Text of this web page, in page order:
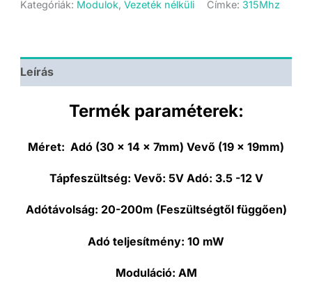
modul
Kategóriák: Modulok, Vezeték nélküli Címke: 315Mhz
Leírás
Termék paraméterek:
Méret: Adó (30 x 14 x 7mm) Vevő (19 x 19mm)
Tápfeszültség: Vevő: 5V Adó: 3.5 -12 V
Adótávolság: 20-200m (Feszültségtől függően)
Adó teljesítmény: 10 mW
Moduláció: AM